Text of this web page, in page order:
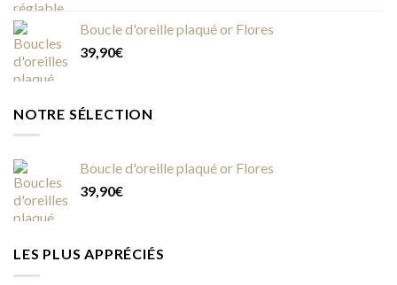
21,90€
Boucle d'oreille plaqué or Flores
39,90€
NOTRE SÉLECTION
Boucle d'oreille plaqué or Flores
39,90€
LES PLUS APPRÉCIÉS